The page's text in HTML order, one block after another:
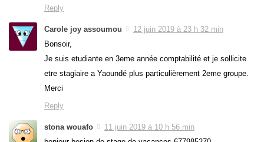
Reply
Carole joy assoumou
12 juin 2019 à 23 h 32 min
Bonsoir,
Je suis etudiante en 3eme année comptabilité et je sollicite
etre stagiaire a Yaoundé plus particulièrement 2eme groupe.
Merci
Reply
stona wouafo
11 juin 2019 à 10 h 56 min